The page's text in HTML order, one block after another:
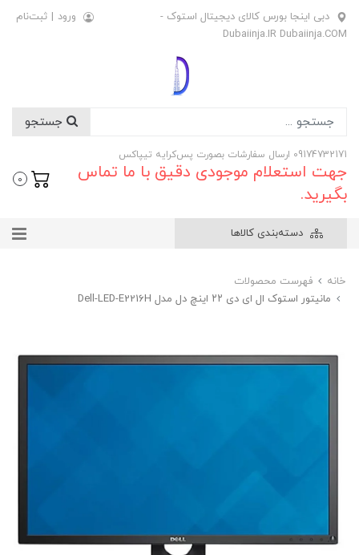
دبی اینجا بورس کالای دیجیتال استوک -
Dubaiinja.IR Dubaiinja.COM
ورود | ثبت‌نام
09174732171 ارسال سفارشات بصورت پس‌کرایه تیپاکس
جهت استعلام موجودی دقیق با ما تماس
بگیرید.
0
دسته‌بندی کالاها
خانه
فهرست محصولات
مانیتور استوک ال ای دی ۲۲ اینچ دل مدل Dell-LED-E2216H